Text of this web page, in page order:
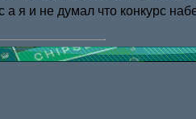
а я и не думал что конкурc